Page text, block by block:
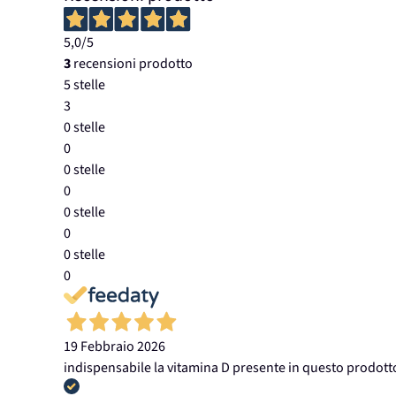
5,0/5
3recensioni prodotto
5 stelle
3
0 stelle
0
0 stelle
0
0 stelle
0
0 stelle
0
19 Febbraio 2026
indispensabile la vitamina D presente in questo